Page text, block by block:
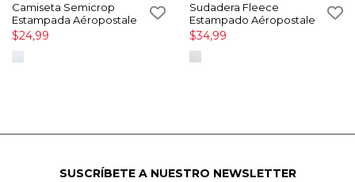
Camiseta Semicrop
Estampada Aéropostale
$24,99
Sudadera Fleece
Estampado Aéropostale
$34,99
SUSCRÍBETE A NUESTRO NEWSLETTER